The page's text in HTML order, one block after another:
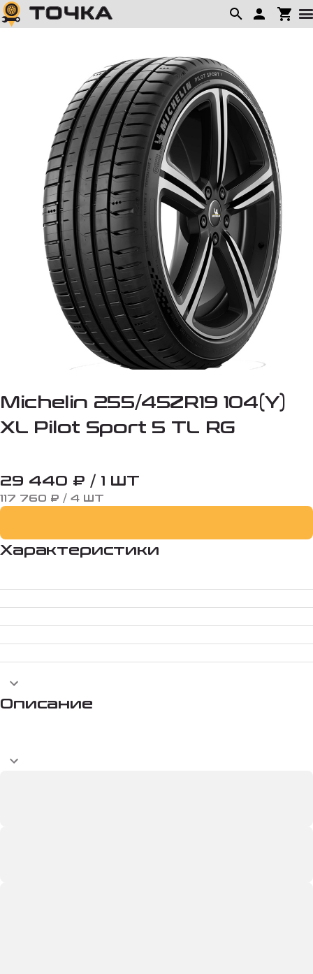
Michelin 255/45ZR19 104(Y)
XL Pilot Sport 5 TL RG
29 440 ₽ / 1 ШТ
117 760 ₽ / 4 ШТ
Характеристики
Описание